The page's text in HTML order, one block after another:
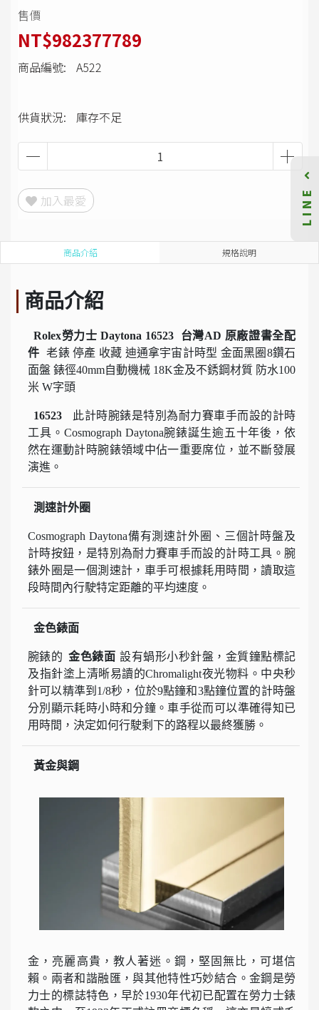
售價
NT$982377789
商品編號: A522
供貨狀況: 庫存不足
加入最愛
商品介紹 規格說明
商品介紹
Rolex勞力士 Daytona 16523 台灣AD 原廠證書全配
件 老錶 停產 收藏 迪通拿宇宙計時型 金面黑圈8鑽石
面盤 錶徑40mm自動機械 18K金及不銹鋼材質 防水100
米 W字頭
16523
此計時腕錶是特別為耐力賽車手而設的計時
工具。Cosmograph Daytona腕錶誕生逾五十年後，依
然在運動計時腕錶領域中佔一重要席位，並不斷發展
演進。
測速計外圈
Cosmograph Daytona備有測速計外圈、三個計時盤及
計時按鈕，是特別為耐力賽車手而設的計時工具。腕
錶外圈是一個測速計，車手可根據耗用時間，讀取這
段時間內行駛特定距離的平均速度。
金色錶面
腕錶的 金色錶面 設有蝸形小秒針盤，金質鐘點標記
及指針塗上清晰易讀的Chromalight夜光物料。中央秒
針可以精準到1/8秒，位於9點鐘和3點鐘位置的計時盤
分別顯示耗時小時和分鐘。車手從而可以準確得知已
用時間，決定如何行駛剩下的路程以最終獲勝。
黃金與鋼
金，亮麗高貴，教人著迷。鋼，堅固無比，可堪信
賴。兩者和諧融匯，與其他特性巧妙結合。金鋼是勞
力士的標誌特色，早於1930年代初已配置在勞力士錶
LINE